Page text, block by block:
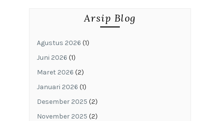
Arsip Blog
Agustus 2026 (1)
Juni 2026 (1)
Maret 2026 (2)
Januari 2026 (1)
Desember 2025 (2)
November 2025 (2)